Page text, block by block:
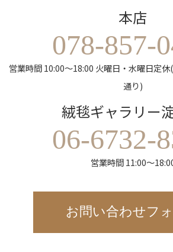
本店
078-857-
営業時間 10:00～18:00 火曜日・水曜日定
通り)
絨毯ギャラリー
06-6732-
営業時間 11:00～
お問い合わせフ